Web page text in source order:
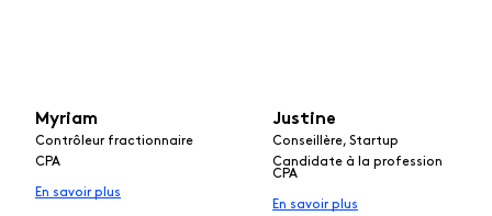
Myriam
Contrôleur fractionnaire
CPA
En savoir plus
Justine
Conseillère, Startup
Candidate à la profession
CPA
En savoir plus